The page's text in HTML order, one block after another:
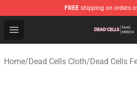
FREE shipping on orders
Open menu
Dead Cells Shop - Official Dead
Home/Dead Cells Cloth/Dead Cells